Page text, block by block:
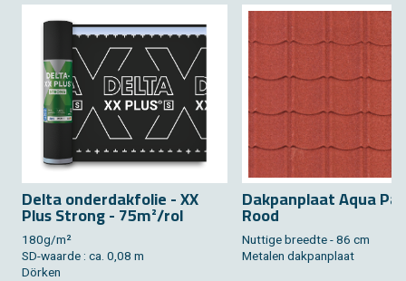
Delta on­der­dak­fo­lie - XX
Plus Strong - 75m²/rol
180g/m²
SD-waar­de : ca. 0,08 m
Dörken
Dak­pan­plaat Aqua
Rood
Nut­ti­ge breed­te - 86 cm
Me­ta­len dak­pan­plaat